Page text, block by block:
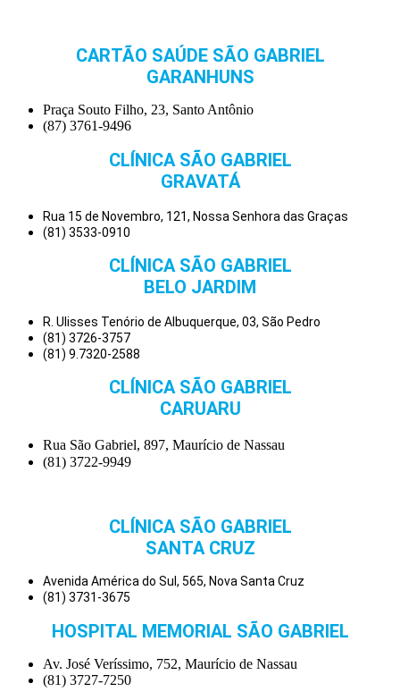
CARTÃO SAÚDE SÃO GABRIEL
GARANHUNS
Praça Souto Filho, 23, Santo Antônio
(87) 3761-9496
CLÍNICA SÃO GABRIEL
GRAVATÁ
Rua 15 de Novembro, 121, Nossa Senhora das Graças
(81) 3533-0910
CLÍNICA SÃO GABRIEL
BELO JARDIM
R. Ulisses Tenório de Albuquerque, 03, São Pedro
(81) 3726-3757
(81) 9.7320-2588
CLÍNICA SÃO GABRIEL
CARUARU
Rua São Gabriel, 897, Maurício de Nassau
(81) 3722-9949
CLÍNICA SÃO GABRIEL
SANTA CRUZ
Avenida América do Sul, 565, Nova Santa Cruz
(81) 3731-3675
HOSPITAL MEMORIAL SÃO GABRIEL
Av. José Veríssimo, 752, Maurício de Nassau
(81) 3727-7250